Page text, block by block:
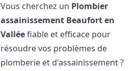
Vous cherchez un Plombier
assainissement Beaufort en
Valléefiable et efficace pour
résoudre vos problèmes de
plomberie et d'assainissement ?